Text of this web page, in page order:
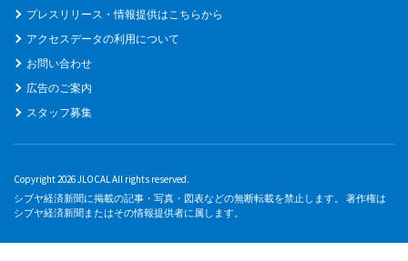
プレスリリース・情報提供はこちらから
アクセスデータの利用について
お問い合わせ
広告のご案内
スタッフ募集
Copyright 2026 JLOCAL All rights reserved.
シブヤ経済新聞に掲載の記事・写真・図表などの無断転載を禁止します。 著作権は
シブヤ経済新聞またはその情報提供者に属します。